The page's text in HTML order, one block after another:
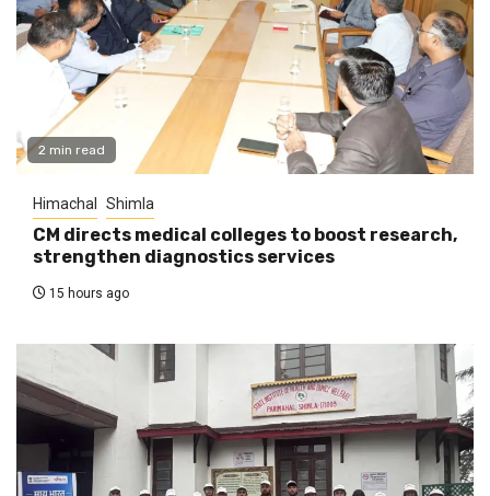
2 min read
Himachal Shimla
CM directs medical colleges to boost research,
strengthen diagnostics services
15 hours ago